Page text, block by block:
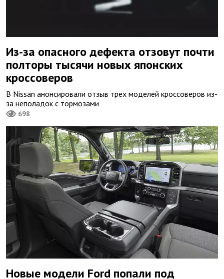
Из-за опасного дефекта отзовут почти
полторы тысячи новых японских
кроссоверов
В Nissan анонсировали отзыв трех моделей кроссоверов из-
за неполадок с тормозами
698
Новые модели Ford попали под